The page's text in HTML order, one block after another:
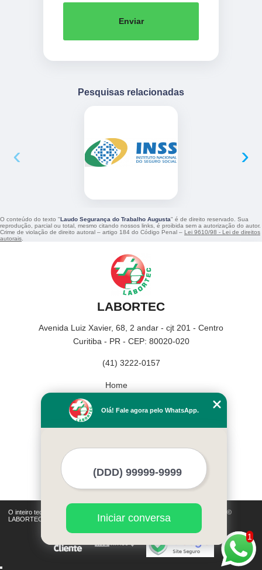
Enviar
Pesquisas relacionadas
‹ ›
O conteúdo do texto " Laudo Segurança do Trabalho Augusta" é de direito reservado. Sua
reprodução, parcial ou total, mesmo citando nossos links, é proibida sem a autorização do autor.
Crime de violação de direito autoral – artigo 184 do Código Penal – Lei 9610/98 - Lei de direitos
autorais.
LABORTEC
Avenida Luiz Xavier, 68, 2 andar - cjt 201 - Centro
Curitiba - PR - CEP: 80020-020
(41) 3222-0157
Home
Missão
O inteiro teor deste site está sujeito à proteção de direitos autorais. Copyright©
LABORTEC (Lei 9610 de 19/02/1998)
1
Olá! Fale agora pelo WhatsApp.
Iniciar conversa